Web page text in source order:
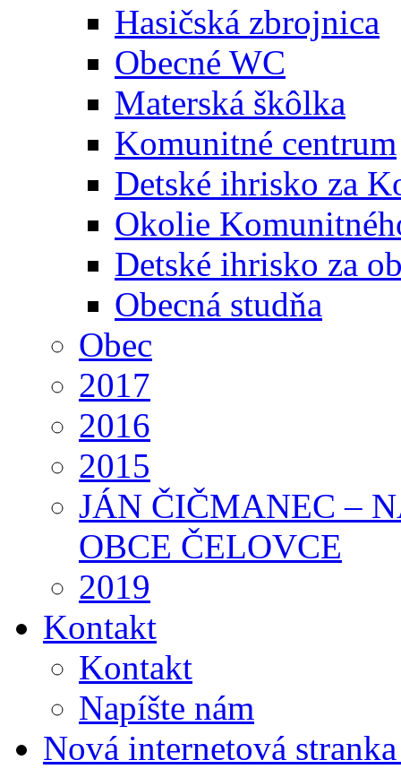
Hasičská zbrojnica
Obecné WC
Materská škôlka
Komunitné centrum
Detské ihrisko za
Okolie
Detské ihrisko za
Obecná studňa
Obec
2017
2016
2015
JÁN ČIČMANEC –
OBCE ČELOVCE
2019
Kontakt
Kontakt
Napíšte nám
Nová internetová